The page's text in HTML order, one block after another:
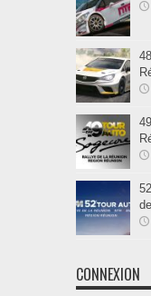
CONNEXION